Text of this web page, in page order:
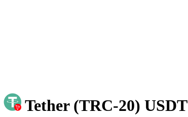
Tether (TRC-20) USDT